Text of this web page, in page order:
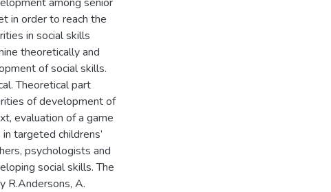
in order to reach the
in social skills
theoretically and
of social skills.
Theoretical part
of development of
evaluation of a game
targeted childrens’
psychologists and
social skills. The
R.Andersons, A.